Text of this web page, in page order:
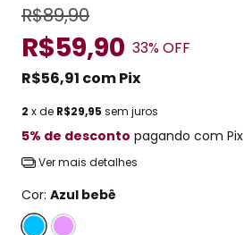
R$89,90
R$59,90 33% OFF
R$56,91 comPix
2 x de R$29,95 sem juros
5% de desconto pagando com Pix
Ver mais detalhes
Cor: Azul bebê